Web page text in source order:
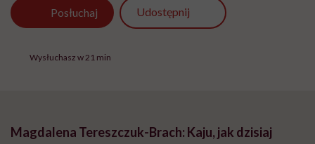
Posłuchaj Udostępnij
Wysłuchasz w 21 min
Magdalena Tereszczuk-Brach: Kaju, jak dzisiaj